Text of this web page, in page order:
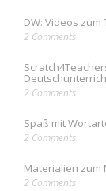
DW: Videos
2 Comments
2 Comments
Spaß mit
2 Comments
Materialien zum
2 Comments